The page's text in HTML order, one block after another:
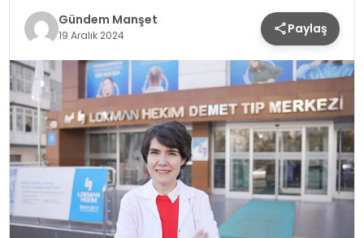
YAŞAMGündem Manşet
19 Aralık 2024 Paylaş